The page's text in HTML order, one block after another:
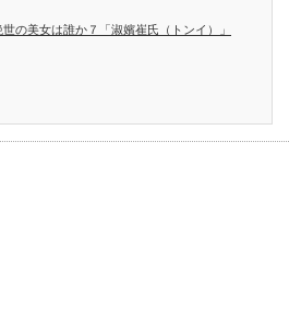
の美女は誰か７「淑嬪崔氏（トンイ）」